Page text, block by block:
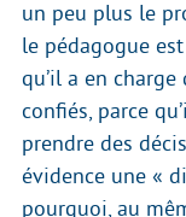
un peu plus le
le pédagogue
qu’il a en
confiés, parce
prendre des
évidence une «
pourquoi, au